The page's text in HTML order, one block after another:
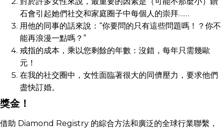
石會引起她們社交和家庭圈子中每個人的崇拜……
用他的同事的話來說：“你要問的只有這些問題嗎！？你不
能再浪漫一點嗎？”
戒指的成本，乘以您剩餘的年數：沒錯，每年只需幾歐
元！
在我的社交圈中，女性面臨著很大的同儕壓力，要求他們
盡快訂婚。
獎金！
借助 Diamond Registry 的綜合方法和廣泛的全球行業聯繫，